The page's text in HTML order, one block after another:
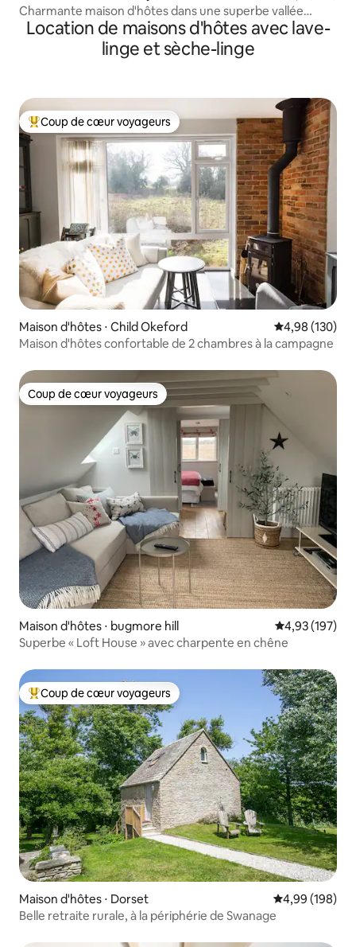
Charmante maison d'hôtes dans une superbe vallée
boisée
Location de maisons d'hôtes avec lave-
linge et sèche-linge
Coups de cœur voyageurs les plus appréciés
Coup de cœur voyageurs
Maison d'hôtes ⋅ Child Okeford Évaluation
4,98 (130)
Maison d'hôtes confortable de 2 chambres à la campagne
Coup de cœur voyageurs
Coup de cœur voyageurs
Maison d'hôtes ⋅ bugmore hill Évaluation
4,93 (197)
Superbe « Loft House » avec charpente en chêne
Coups de cœur voyageurs les plus appréciés
Coup de cœur voyageurs
Maison d'hôtes ⋅ Dorset Évaluation
4,99 (198)
Belle retraite rurale, à la périphérie de Swanage